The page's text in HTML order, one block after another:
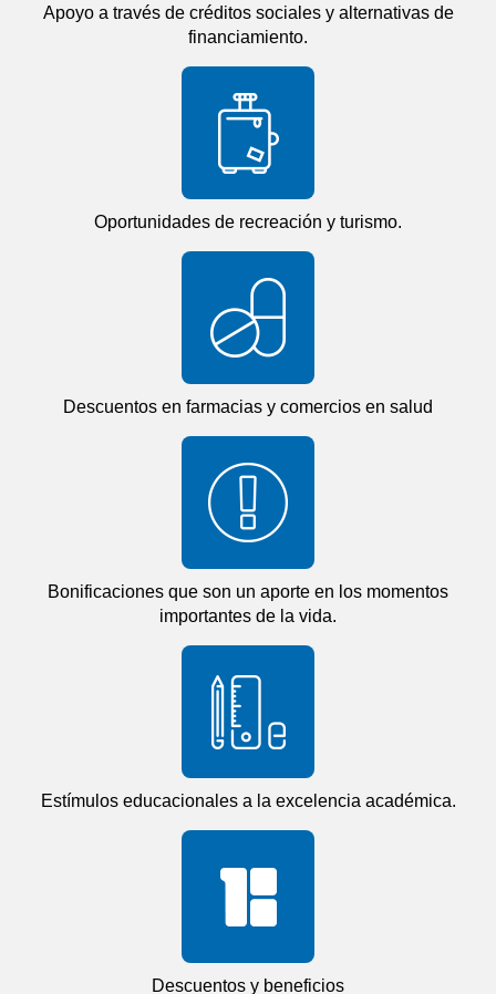
Apoyo a través de créditos sociales y alternativas de
financiamiento.
Oportunidades de recreación y turismo.
Descuentos en farmacias y comercios en salud
Bonificaciones que son un aporte en los momentos
importantes de la vida.
Estímulos educacionales a la excelencia académica.
Descuentos y beneficios